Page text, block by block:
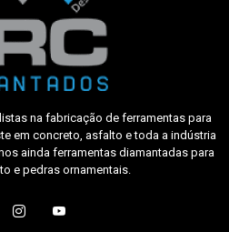
na fabricação de ferramentas para
em concreto, asfalto e toda a indústria
ainda ferramentas diamantadas para
e pedras ornamentais.